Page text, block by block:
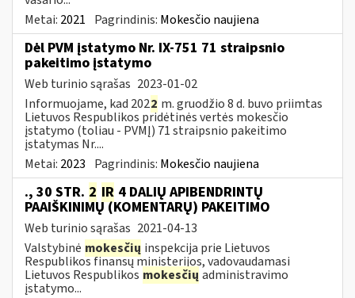
Metai: 2021 Pagrindinis: Mokesčio naujiena
Dėl PVM įstatymo Nr. IX-751 71 straipsnio
pakeitimo įstatymo
Web turinio sąrašas 2023-01-02
Informuojame, kad 2022 m. gruodžio 8 d. buvo priimtas
Lietuvos Respublikos pridėtinės vertės mokesčio
įstatymo (toliau ­- PVMĮ) 71 straipsnio pakeitimo
įstatymas Nr....
Metai: 2023 Pagrindinis: Mokesčio naujiena
., 30 STR. 2 IR 4 DALIŲ APIBENDRINTŲ
PAAIŠKINIMŲ (KOMENTARŲ) PAKEITIMO
Web turinio sąrašas 2021-04-13
Valstybinė mokesčių inspekcija prie Lietuvos
Respublikos finansų ministerijos, vadovaudamasi
Lietuvos Respublikos mokesčių administravimo
įstatymo...